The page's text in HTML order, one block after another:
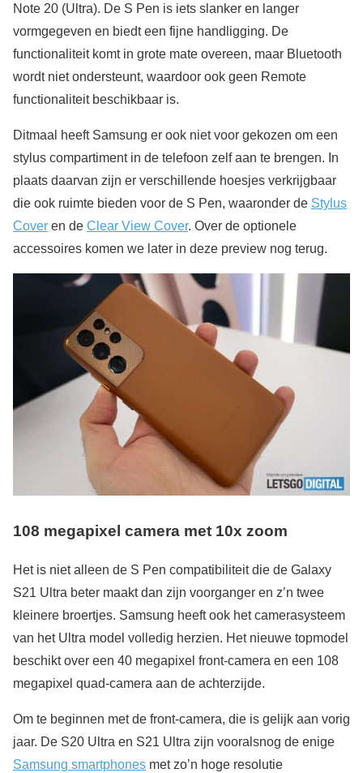
Note 20 (Ultra). De S Pen is iets slanker en langer
vormgegeven en biedt een fijne handligging. De
functionaliteit komt in grote mate overeen, maar Bluetooth
wordt niet ondersteunt, waardoor ook geen Remote
functionaliteit beschikbaar is.
Ditmaal heeft Samsung er ook niet voor gekozen om een
stylus compartiment in de telefoon zelf aan te brengen. In
plaats daarvan zijn er verschillende hoesjes verkrijgbaar
die ook ruimte bieden voor de S Pen, waaronder de Stylus
Cover en de Clear View Cover. Over de optionele
accessoires komen we later in deze preview nog terug.
108 megapixel camera met 10x zoom
Het is niet alleen de S Pen compatibiliteit die de Galaxy
S21 Ultra beter maakt dan zijn voorganger en z’n twee
kleinere broertjes. Samsung heeft ook het camerasysteem
van het Ultra model volledig herzien. Het nieuwe topmodel
beschikt over een 40 megapixel front-camera en een 108
megapixel quad-camera aan de achterzijde.
Om te beginnen met de front-camera, die is gelijk aan vorig
jaar. De S20 Ultra en S21 Ultra zijn vooralsnog de enige
Samsung smartphones met zo’n hoge resolutie